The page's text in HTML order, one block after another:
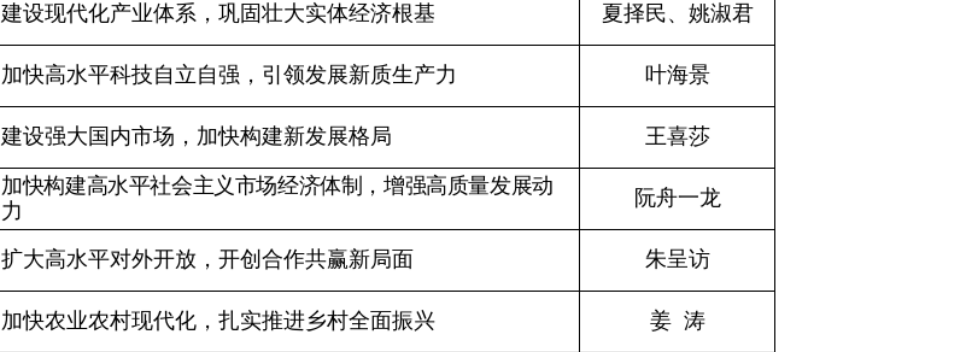
建设现代化产业体系，巩固壮大实体经济根基 夏择民、姚淑君
加快高水平科技自立自强，引领发展新质生产力 叶海景
建设强大国内市场，加快构建新发展格局 王喜莎
加快构建高水平社会主义市场经济体制，增强高质量发展动
力
阮舟一龙
扩大高水平对外开放，开创合作共赢新局面 朱呈访
加快农业农村现代化，扎实推进乡村全面振兴 姜 涛